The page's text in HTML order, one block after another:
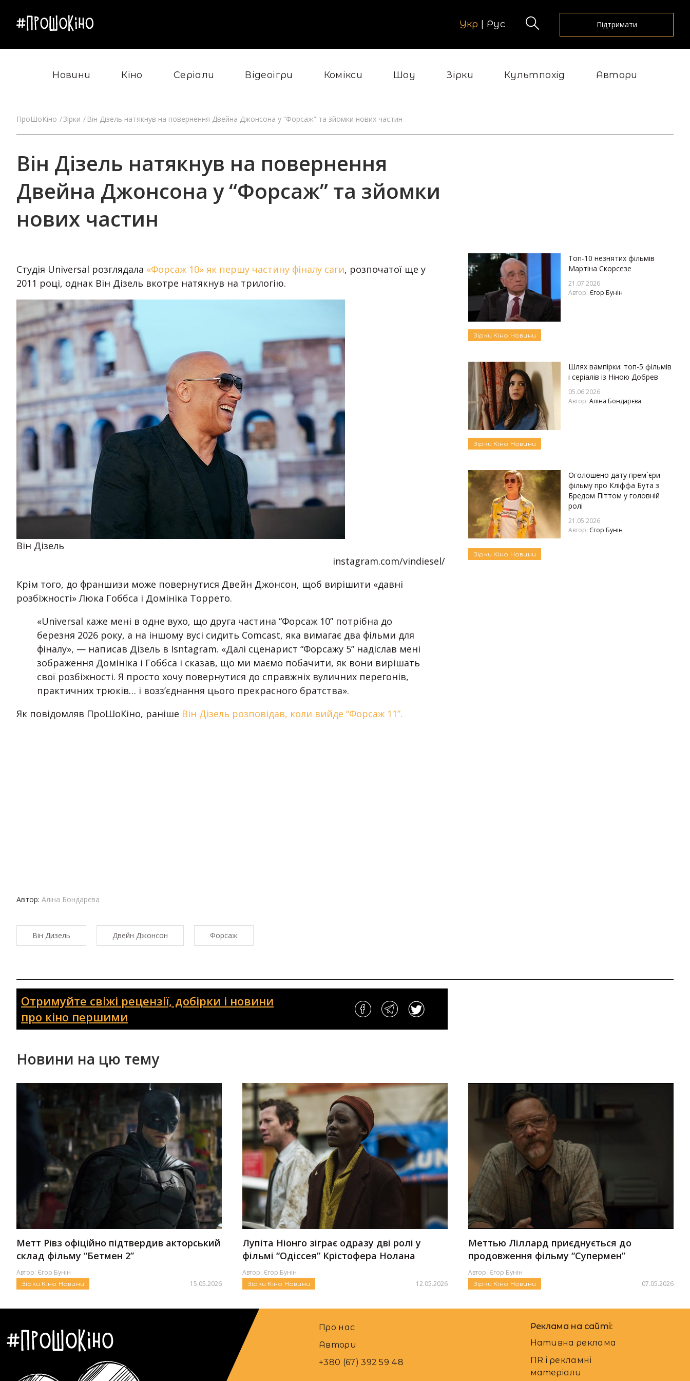
Укр Рус Підтримати
Новини Кіно Серіали Відеоігри Комікси Шоу Зірки Культпохід Автори
ПроШоКіно Зірки Він Дізель натякнув на повернення Двейна Джонсона у “Форсаж” та зйомки нових частин
Він Дізель натякнув на повернення
Двейна Джонсона у “Форсаж” та зйомки
нових частин
Студія Universal розглядала «Форсаж 10‎» як першу частину фіналу саги, розпочатої ще у
2011 році, однак Він Дізель вкотре натякнув на трилогію.
Він Дізель
instagram.com/vindiesel/
Крім того, до франшизи може повернутися Двейн Джонсон, щоб вирішити «давні
розбіжності» Люка Гоббса і Домініка Торрето.
«Universal каже мені в одне вухо, що друга частина “Форсаж 10” потрібна до
березня 2026 року, а на іншому вусі сидить Comcast, яка вимагає два фільми для
фіналу», — написав Дізель в Isntagram. «Далі сценарист “Форсажу 5” надіслав мені
зображення Домініка і Гоббса і сказав, що ми маємо побачити, як вони вирішать
свої розбіжності. Я просто хочу повернутися до справжніх вуличних перегонів,
практичних трюків… і возз’єднання цього прекрасного братства».
Як повідомляв ПроШоКіно, раніше Він Дізель розповідав, коли вийде “Форсаж 11”.
Автор: Аліна Бондарєва
Він Дизель Двейн Джонсон Форсаж
Топ-10 незнятих фільмів
Мартіна Скорсезе
21.07.2026
Автор: Єгор Бунін
Зірки Кіно Новини
Шлях вампірки: топ-5 фільмів
і серіалів із Ніною Добрев
05.06.2026
Автор: Аліна Бондарєва
Зірки Кіно Новини
Оголошено дату прем`єри
фільму про Кліффа Бута з
Бредом Піттом у головній
ролі
21.05.2026
Автор: Єгор Бунін
Зірки Кіно Новини
Отримуйте свіжі рецензії, добірки і новини
про кіно першими
Новини на цю тему
Метт Рівз офіційно підтвердив акторський
склад фільму “Бетмен 2”
Автор: Єгор Бунін
Зірки Кіно Новини 15.05.2026
Лупіта Ніонго зіграє одразу дві ролі у
фільмі “Одіссея” Крістофера Нолана
Автор: Єгор Бунін
Зірки Кіно Новини 12.05.2026
Меттью Ліллард приєднується до
продовження фільму “Супермен”
Автор: Єгор Бунін
Зірки Кіно Новини 07.05.2026
Про нас
Автори
+380 (67) 392 59 48
Реклама на сайті:
Нативна реклама
ПR і рекламні
матеріали